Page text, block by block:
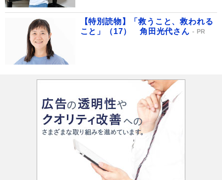
【特別読物】「救うこと、救われる
こと」（17） 角田光代さん
PR